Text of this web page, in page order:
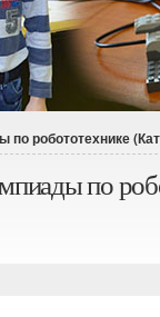
робототехнике
по